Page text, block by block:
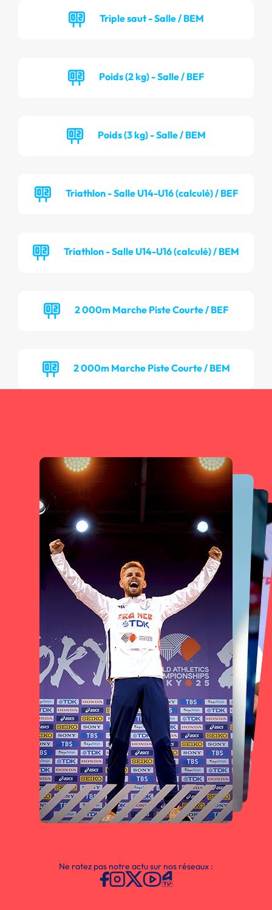
Triple saut - Salle / BEM
Poids (2 kg) - Salle / BEF
Poids (3 kg) - Salle / BEM
Triathlon - Salle U14-U16 (calculé) / BEF
Triathlon - Salle U14-U16 (calculé) / BEM
2 000m Marche Piste Courte / BEF
2 000m Marche Piste Courte / BEM
Ne ratez pas notre actu sur nos réseaux :